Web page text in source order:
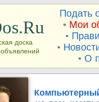
доска
Подать
• Мои
•
•
• О